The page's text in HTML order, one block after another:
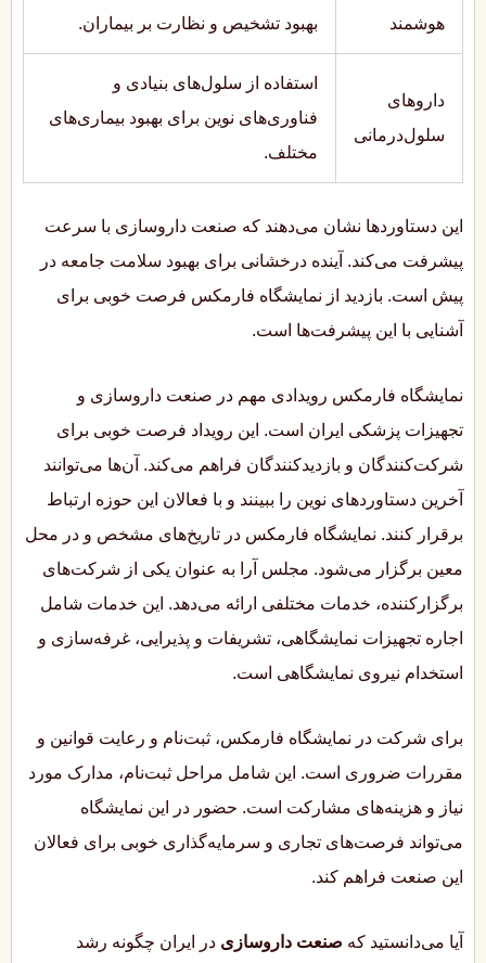
هوشمند
بهبود تشخیص و نظارت بر بیماران.
داروهای
سلول‌درمانی
استفاده از سلول‌های بنیادی و
فناوری‌های نوین برای بهبود بیماری‌های
مختلف.
این دستاوردها نشان می‌دهند که صنعت داروسازی با سرعت
پیشرفت می‌کند. آینده درخشانی برای بهبود سلامت جامعه در
پیش است. بازدید از نمایشگاه فارمکس فرصت خوبی برای
آشنایی با این پیشرفت‌ها است.
نمایشگاه فارمکس رویدادی مهم در صنعت داروسازی و
تجهیزات پزشکی ایران است. این رویداد فرصت خوبی برای
شرکت‌کنندگان و بازدیدکنندگان فراهم می‌کند. آن‌ها می‌توانند
آخرین دستاوردهای نوین را ببینند و با فعالان این حوزه ارتباط
برقرار کنند. نمایشگاه فارمکس در تاریخ‌های مشخص و در محل
معین برگزار می‌شود. مجلس آرا به عنوان یکی از شرکت‌های
برگزارکننده، خدمات مختلفی ارائه می‌دهد. این خدمات شامل
اجاره تجهیزات نمایشگاهی، تشریفات و پذیرایی، غرفه‌سازی و
استخدام نیروی نمایشگاهی است.
برای شرکت در نمایشگاه فارمکس، ثبت‌نام و رعایت قوانین و
مقررات ضروری است. این شامل مراحل ثبت‌نام، مدارک مورد
نیاز و هزینه‌های مشارکت است. حضور در این نمایشگاه
می‌تواند فرصت‌های تجاری و سرمایه‌گذاری خوبی برای فعالان
این صنعت فراهم کند.
آیا می‌دانستید که صنعت داروسازی در ایران چگونه رشد